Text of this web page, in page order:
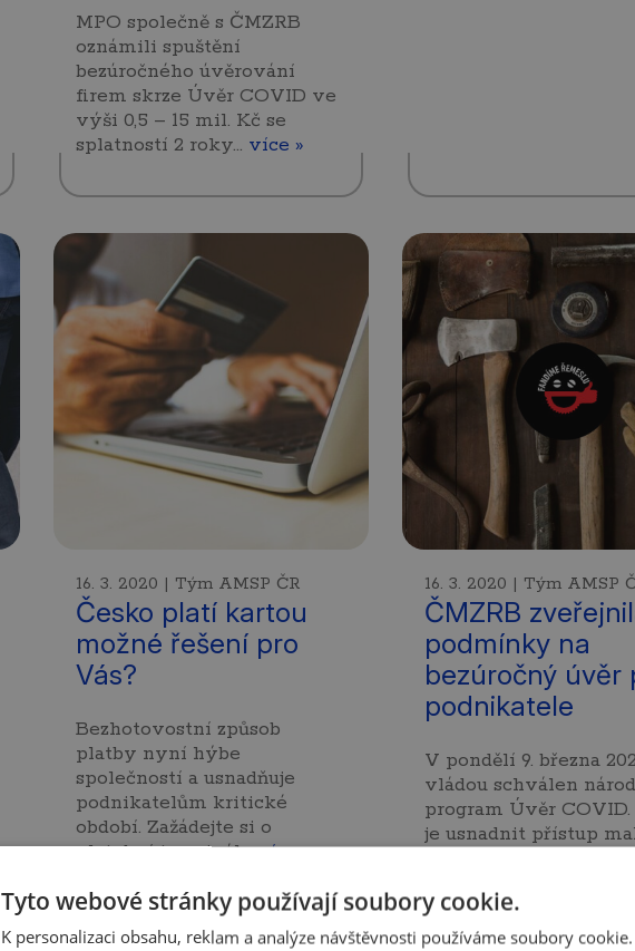
MPO společně s ČMZRB
oznámili spuštění
bezúročného úvěrování
firem skrze Úvěr COVID ve
výši 0,5 – 15 mil. Kč se
splatností 2 roky… více »
16. 3. 2020 | Tým AMSP ČR
Česko platí kartou
možné řešení pro
Vás?
Bezhotovostní způsob
platby nyní hýbe
společností a usnadňuje
podnikatelům kritické
období. Zažádejte si o
platební terminál…více »
16. 3. 2020 | Tým AMSP
ČMZRB
podmínky na
bezúročný úvěr
podnikatele
V pondělí 9. března
vládou schválen
program Úvěr
je usnadnit přístup
Tyto webové stránky používají soubory cookie.
K personalizaci obsahu, reklam a analýze návštěvnosti používáme soubory